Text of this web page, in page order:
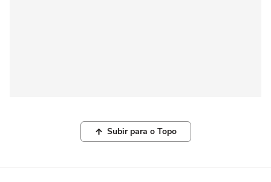
Subir para o Topo